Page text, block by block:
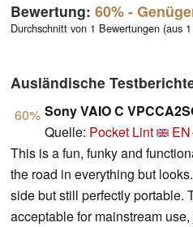
Bewertung: 60%-
Durchschnitt von 1 Bewertungen (aus
Ausländische
60% Sony VAIO C
Quelle: Pocket Lint
This is a fun, funky and
the road in everything but
side but still perfectly portable.
acceptable for mainstream